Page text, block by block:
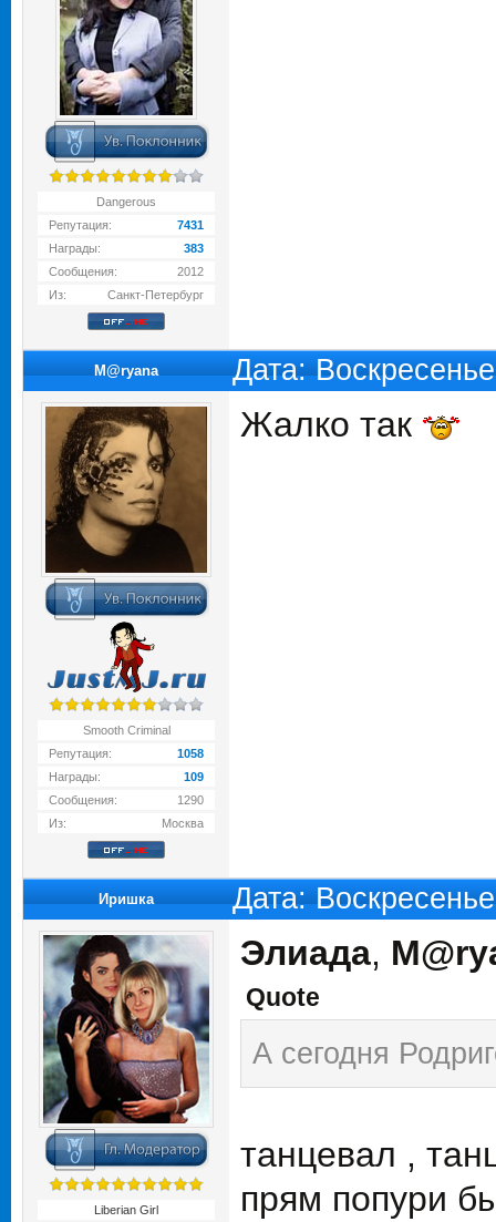
Dangerous
Репутация:
7431
Награды:
383
Сообщения:
2012
Из:
Санкт-Петербург
M@ryana Дата:
Smooth Criminal
Репутация:
1058
Награды:
109
Сообщения:
1290
Из:
Москва
Жалко так
Иришка Дата:
Liberian Girl
Элиада,
Quote
А сегодня
танцевал ,
прям попури